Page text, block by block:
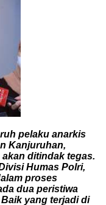
pelaku anarkis
Kanjuruhan,
akan ditindak tegas.
Humas Polri,
proses
dua peristiwa
yang terjadi di